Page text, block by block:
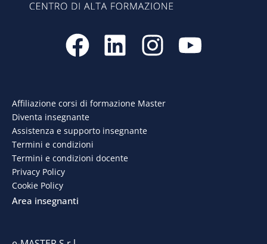
F
a
e
b
o
k
L
i
k
e
d
I
n
t
Y
o
Affiliazione corsi di formazione Master
Diventa insegnante
Assistenza e supporto insegnante
Termini e condizioni
Termini e condizioni docente
Privacy Policy
Cookie Policy
Area insegnanti